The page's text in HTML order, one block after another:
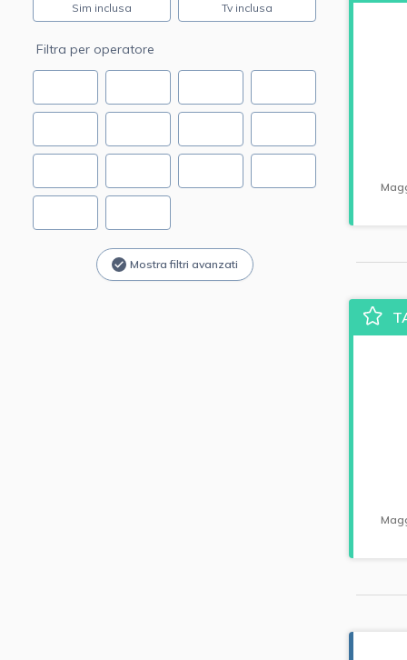
Sim inclusa Tv inclusa
Filtra per operatore
Mostra filtri avanzati